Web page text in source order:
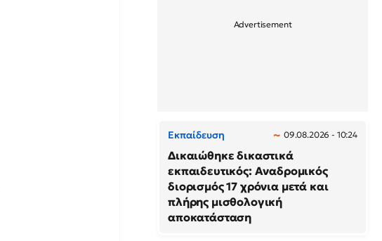
Εκπαίδευση 09.08.2026 - 10:24
Δικαιώθηκε δικαστικά
εκπαιδευτικός: Αναδρομικός
διορισμός 17 χρόνια μετά και
πλήρης μισθολογική
αποκατάσταση